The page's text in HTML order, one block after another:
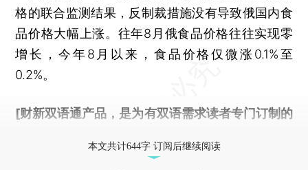
格的联合监测结果，反制裁措施没有导致俄国内食
品价格大幅上涨。往年8月俄食品价格往往实现零
增长，今年8月以来，食品价格仅微涨0.1%至
0.2%。
[财新双语通产品，是为有双语需求读者专门订制的
本文共计644字 订阅后继续阅读